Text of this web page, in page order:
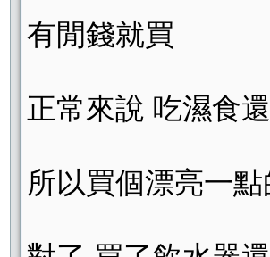
有閒錢就買
正常來說 吃濕食
所以買個漂亮一